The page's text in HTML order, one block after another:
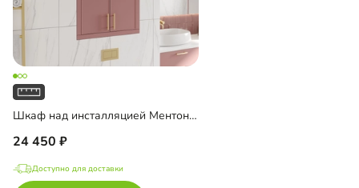
Шкаф над инсталляцией Ментон-1
24 450
Доступно для доставки